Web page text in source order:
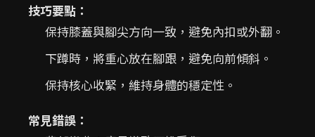
技巧要點：
保持膝蓋與腳尖方向一致，避免內扣或外翻。
下蹲時，將重心放在腳跟，避免向前傾斜。
保持核心收緊，維持身體的穩定性。
常見錯誤：